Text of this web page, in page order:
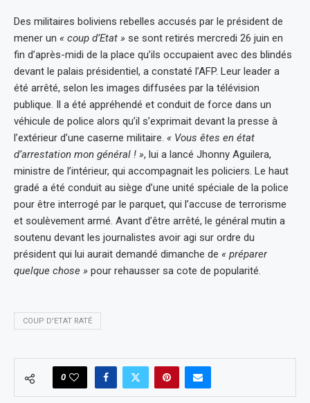
Des militaires boliviens rebelles accusés par le président de
mener un « coup d’Etat » se sont retirés mercredi 26 juin en
fin d’après-midi de la place qu’ils occupaient avec des blindés
devant le palais présidentiel, a constaté l’AFP. Leur leader a
été arrêté, selon les images diffusées par la télévision
publique. Il a été appréhendé et conduit de force dans un
véhicule de police alors qu’il s’exprimait devant la presse à
l’extérieur d’une caserne militaire. « Vous êtes en état
d’arrestation mon général ! », lui a lancé Jhonny Aguilera,
ministre de l’intérieur, qui accompagnait les policiers. Le haut
gradé a été conduit au siège d’une unité spéciale de la police
pour être interrogé par le parquet, qui l’accuse de terrorisme
et soulèvement armé. Avant d’être arrêté, le général mutin a
soutenu devant les journalistes avoir agi sur ordre du
président qui lui aurait demandé dimanche de « préparer
quelque chose » pour rehausser sa cote de popularité.
COUP D'ETAT RATÉ
0